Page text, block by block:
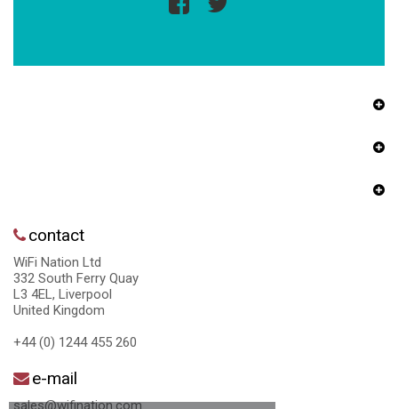
contact
WiFi Nation Ltd
332 South Ferry Quay
L3 4EL, Liverpool
United Kingdom
+44 (0) 1244 455 260
e-mail